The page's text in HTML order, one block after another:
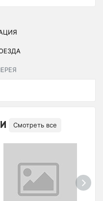
Смотреть все